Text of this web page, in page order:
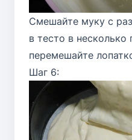
Смешайте муку с
в тесто в несколько
перемешайте
Шаг 6: